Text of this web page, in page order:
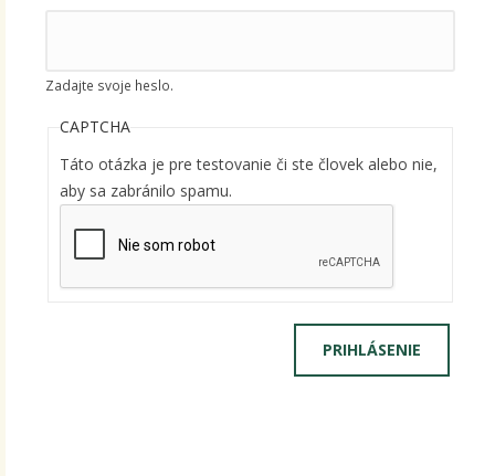
Zadajte svoje heslo.
CAPTCHA
Táto otázka je pre testovanie či ste človek alebo nie,
aby sa zabránilo spamu.